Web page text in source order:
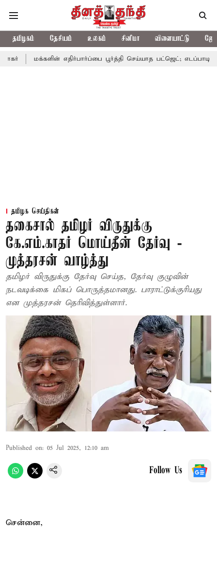
தமிழகம் தேசியம் உலகம் சினிமா விளையாட்டு
எதிர்பார்ப்பை பூர்த்தி செய்யாத பட்ஜெட்; எடப்பாடி பழனிசாமி
தமிழக செய்திகள்
தகைசால் தமிழர் விருதுக்கு
கே.எம்.காதர் மொய்தீன் தேர்வு -
முத்தரசன் வாழ்த்து
தமிழர் விருதுக்கு தேர்வு செய்த, தேர்வு குழுவின்
நடவடிக்கை மிகப் பொருத்தமானது. பாராட்டுக்குரியது
என முத்தரசன் தெரிவித்துள்ளார்.
Published on: 05 Jul 2025, 12:10 am
Follow Us
சென்னை,